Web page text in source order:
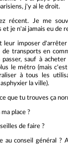
j'y ai le droit.
récent. Je me
et je n'ai jamais eu de
leur imposer d'arrêter
de transports en
passer, sauf à
le métro (mais
à tous les
la ville).
que tu trouves ça
place ?
de faire ?
au conseil général ?